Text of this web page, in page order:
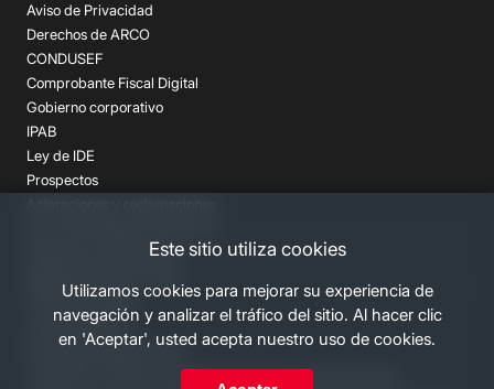
Este sitio utiliza cookies
Utilizamos cookies para mejorar su experiencia de
navegación y analizar el tráfico del sitio. Al hacer clic
en 'Aceptar', usted acepta nuestro uso de cookies.
Aviso de Privacidad
Derechos de ARCO
CONDUSEF
Comprobante Fiscal Digital
Gobierno corporativo
IPAB
Ley de IDE
Prospectos
Despachos de Cobranza
Términos Legales
Canales Banorte
Personas Desaparecidas
Consulta los costos y las comisiones de nuestros productos